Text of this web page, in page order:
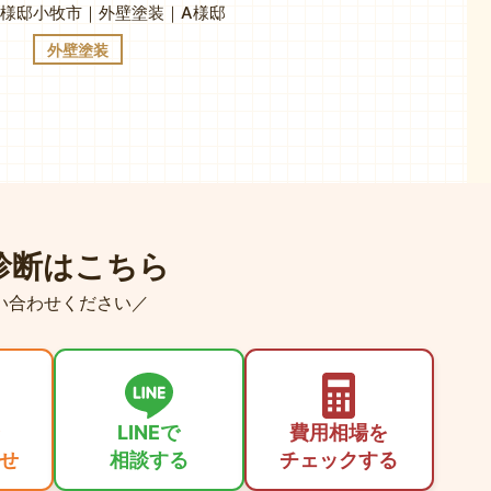
邸小牧市｜外壁塗装｜A様邸
外壁塗装
断はこちら
合わせください／
LINEで
相談する
費用相場を
チェックする